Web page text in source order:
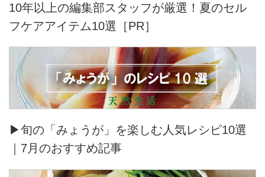
10年以上の編集部スタッフが厳選！夏のセル
フケアアイテム10選［PR］
▶旬の「みょうが」を楽しむ人気レシピ10選
｜7月のおすすめ記事